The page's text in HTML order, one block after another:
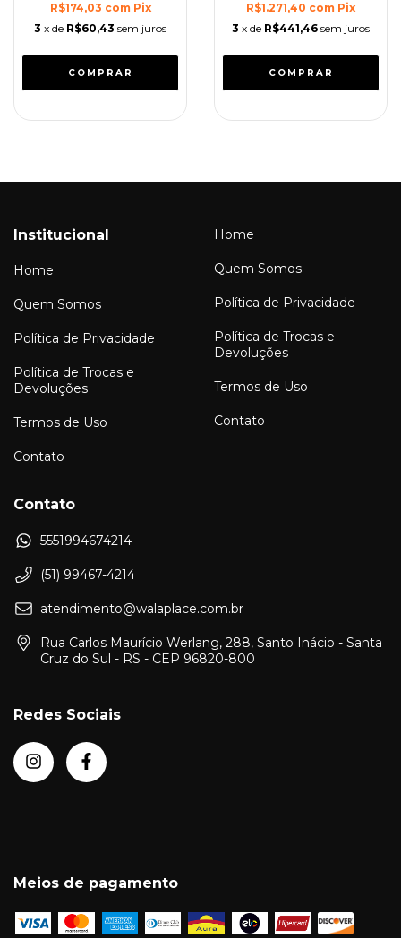
R$174,03 com Pix
3 x de R$60,43 sem juros
R$1.271,40 com Pix
3 x de R$441,46 sem juros
Institucional
Home
Quem Somos
Política de Privacidade
Política de Trocas e
Devoluções
Termos de Uso
Contato
Home
Quem Somos
Política de Privacidade
Política de Trocas e
Devoluções
Termos de Uso
Contato
Contato
5551994674214
(51) 99467-4214
atendimento@walaplace.com.br
Rua Carlos Maurício Werlang, 288, Santo Inácio - Santa
Cruz do Sul - RS - CEP 96820-800
Redes Sociais
Meios de pagamento